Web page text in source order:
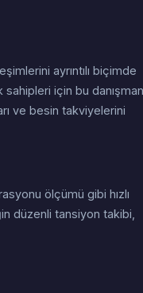
ayrıntılı biçimde
için bu
ve besin takviyelerini
ölçümü gibi hızlı
düzenli tansiyon takibi,